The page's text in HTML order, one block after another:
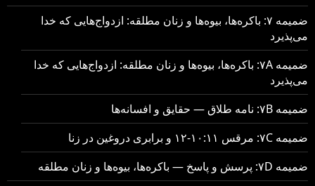
ضمیمه ۷: باکره‌ها، بیوه‌ها و زنان مطلقه: ازدواج‌هایی که خدا
می‌پذیرد
ضمیمه ۷A: باکره‌ها، بیوه‌ها و زنان مطلقه: ازدواج‌هایی که خدا
می‌پذیرد
ضمیمه ۷B: نامه طلاق — حقایق و افسانه‌ها
ضمیمه ۷C: مرقس ۱۰:۱۱-۱۲ و برابری دروغین در زنا
ضمیمه ۷D: پرسش و پاسخ — باکره‌ها، بیوه‌ها و زنان مطلقه